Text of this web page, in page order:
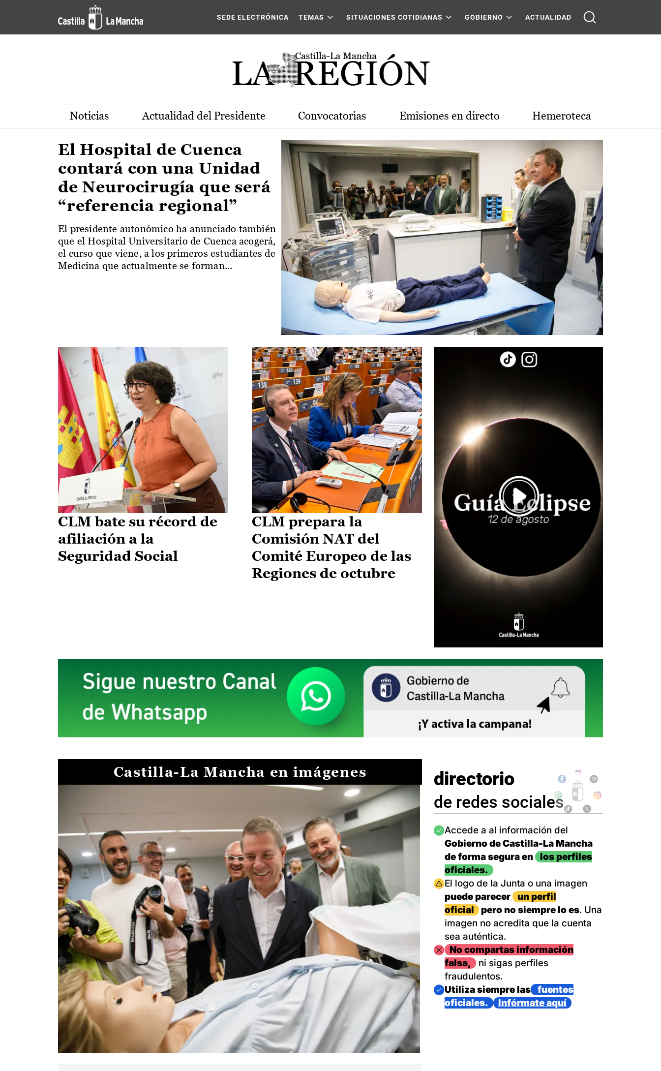
Pasar al contenido principal
Actualidad de la región de Castilla-La Mancha
SEDE ELECTRÓNICA TEMAS SITUACIONES COTIDIANAS GOBIERNO ACTUALIDAD
Noticias Actualidad del Presidente Convocatorias Emisiones en directo Hemeroteca
El Hospital de Cuenca
contará con una Unidad
de Neurocirugía que será
“referencia regional”
El presidente autonómico ha anunciado también
que el Hospital Universitario de Cuenca acogerá,
el curso que viene, a los primeros estudiantes de
Medicina que actualmente se forman...
CLM bate su récord de
afiliación a la
Seguridad Social
CLM prepara la
Comisión NAT del
Comité Europeo de las
Regiones de octubre
Castilla-La Mancha en imágenes directorio
de redes sociales
Imagen
Accede a al información del
Gobierno de Castilla-La Mancha
de forma segura en
los perfiles
oficiales.
Imagen
El logo de la Junta o una imagen
puede parecer
un perfil
oficial
pero no siempre lo es. Una
imagen no acredita que la cuenta
sea auténtica.
ImagenNo compartas información
falsa,
ni sigas perfiles
fraudulentos.
Imagen
Utiliza siempre las
fuentes
oficiales.
Infórmate aquí